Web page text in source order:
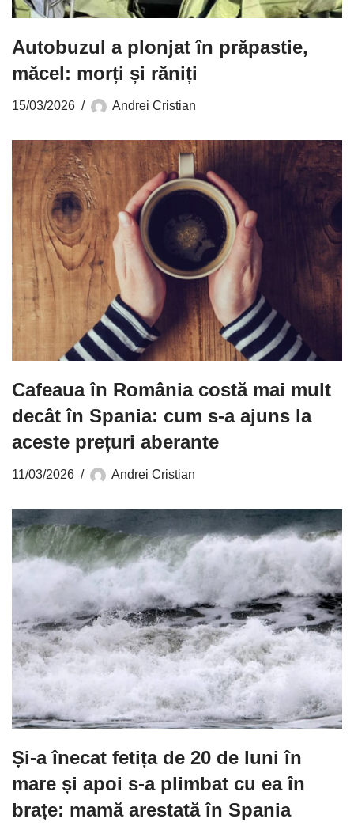
Autobuzul a plonjat în prăpastie,
măcel: morți și răniți
15/03/2026 Andrei Cristian
Cafeaua în România costă mai mult
decât în Spania: cum s-a ajuns la
aceste prețuri aberante
11/03/2026 Andrei Cristian
Și-a înecat fetița de 20 de luni în
mare și apoi s-a plimbat cu ea în
brațe: mamă arestată în Spania